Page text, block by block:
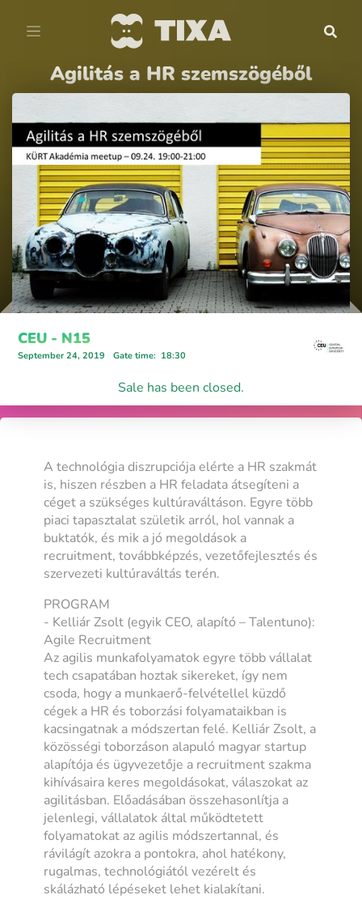
Agilitás a HR szemszögéből
CEU - N15
September 24, 2019 Gate time: 18:30
Sale has been closed.
A technológia diszrupciója elérte a HR szakmát
is, hiszen részben a HR feladata átsegíteni a
céget a szükséges kultúraváltáson. Egyre több
piaci tapasztalat születik arról, hol vannak a
buktatók, és mik a jó megoldások a
recruitment, továbbképzés, vezetőfejlesztés és
szervezeti kultúraváltás terén.
PROGRAM
- Kelliár Zsolt (egyik CEO, alapító – Talentuno):
Agile Recruitment
Az agilis munkafolyamatok egyre több vállalat
tech csapatában hoztak sikereket, így nem
csoda, hogy a munkaerő-felvétellel küzdő
cégek a HR és toborzási folyamataikban is
kacsingatnak a módszertan felé. Kelliár Zsolt, a
közösségi toborzáson alapuló magyar startup
alapítója és ügyvezetője a recruitment szakma
kihívásaira keres megoldásokat, válaszokat az
agilitásban. Előadásában összehasonlítja a
jelenlegi, vállalatok által működtetett
folyamatokat az agilis módszertannal, és
rávilágít azokra a pontokra, ahol hatékony,
rugalmas, technológiától vezérelt és
skálázható lépéseket lehet kialakítani.